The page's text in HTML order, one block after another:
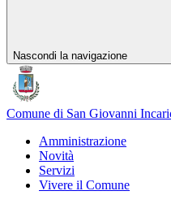
Nascondi la navigazione
Comune di San Giovanni
Amministrazione
Novità
Servizi
Vivere il Comune